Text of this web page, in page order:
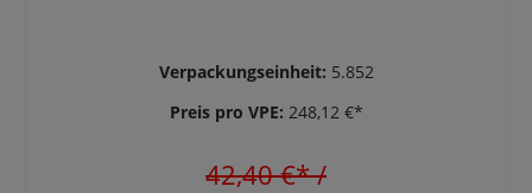
Verpackungseinheit: 5.852
Preis pro VPE: 248,12 €*
42,40 €*/